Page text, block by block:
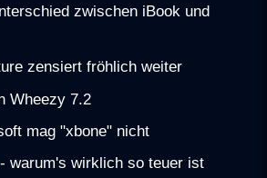
zwischen iBook und
zensiert fröhlich weiter
Wheezy 7.2
mag "xbone" nicht
warum's wirklich so teuer ist